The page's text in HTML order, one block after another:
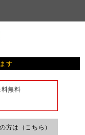
す
無料
方は（こちら）